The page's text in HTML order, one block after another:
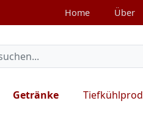
Home Über
Getränke